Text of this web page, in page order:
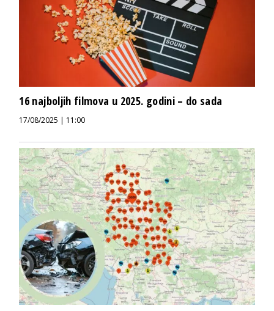
16 najboljih filmova u 2025. godini – do sada
17/08/2025 | 11:00